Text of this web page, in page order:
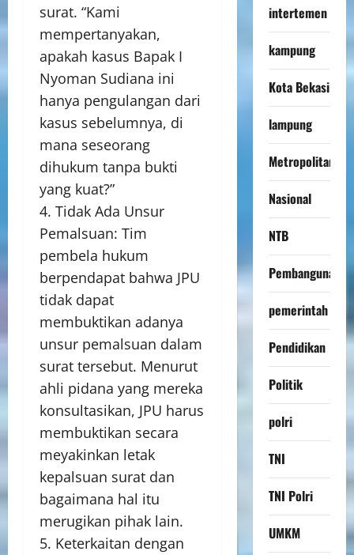
surat. “Kami
mempertanyakan,
apakah kasus Bapak I
Nyoman Sudiana ini
hanya pengulangan dari
kasus sebelumnya, di
mana seseorang
dihukum tanpa bukti
yang kuat?”
4. Tidak Ada Unsur
Pemalsuan: Tim
pembela hukum
berpendapat bahwa JPU
tidak dapat
membuktikan adanya
unsur pemalsuan dalam
surat tersebut. Menurut
ahli pidana yang mereka
konsultasikan, JPU harus
membuktikan secara
meyakinkan letak
kepalsuan surat dan
bagaimana hal itu
merugikan pihak lain.
5. Keterkaitan dengan
intertemen
kampung
Kota Bekasi
lampung
Metropolitan
Nasional
NTB
Pembangunan
pemerintah
Pendidikan
Politik
polri
TNI
TNI Polri
UMKM